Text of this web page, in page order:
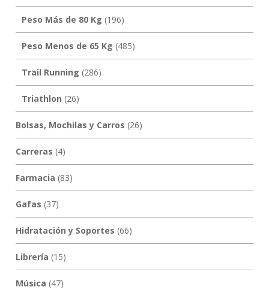
Peso Más de 80 Kg (196)
Peso Menos de 65 Kg (485)
Trail Running (286)
Triathlon (26)
Bolsas, Mochilas y Carros (26)
Carreras (4)
Farmacia (83)
Gafas (37)
Hidratación y Soportes (66)
Librería (15)
Música (47)